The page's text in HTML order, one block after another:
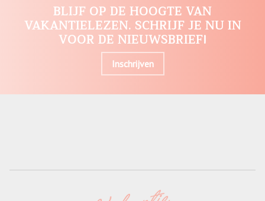
BLIJF OP DE HOOGTE VAN
VAKANTIELEZEN. SCHRIJF JE NU IN
VOOR DE NIEUWSBRIEF!
Inschrijven